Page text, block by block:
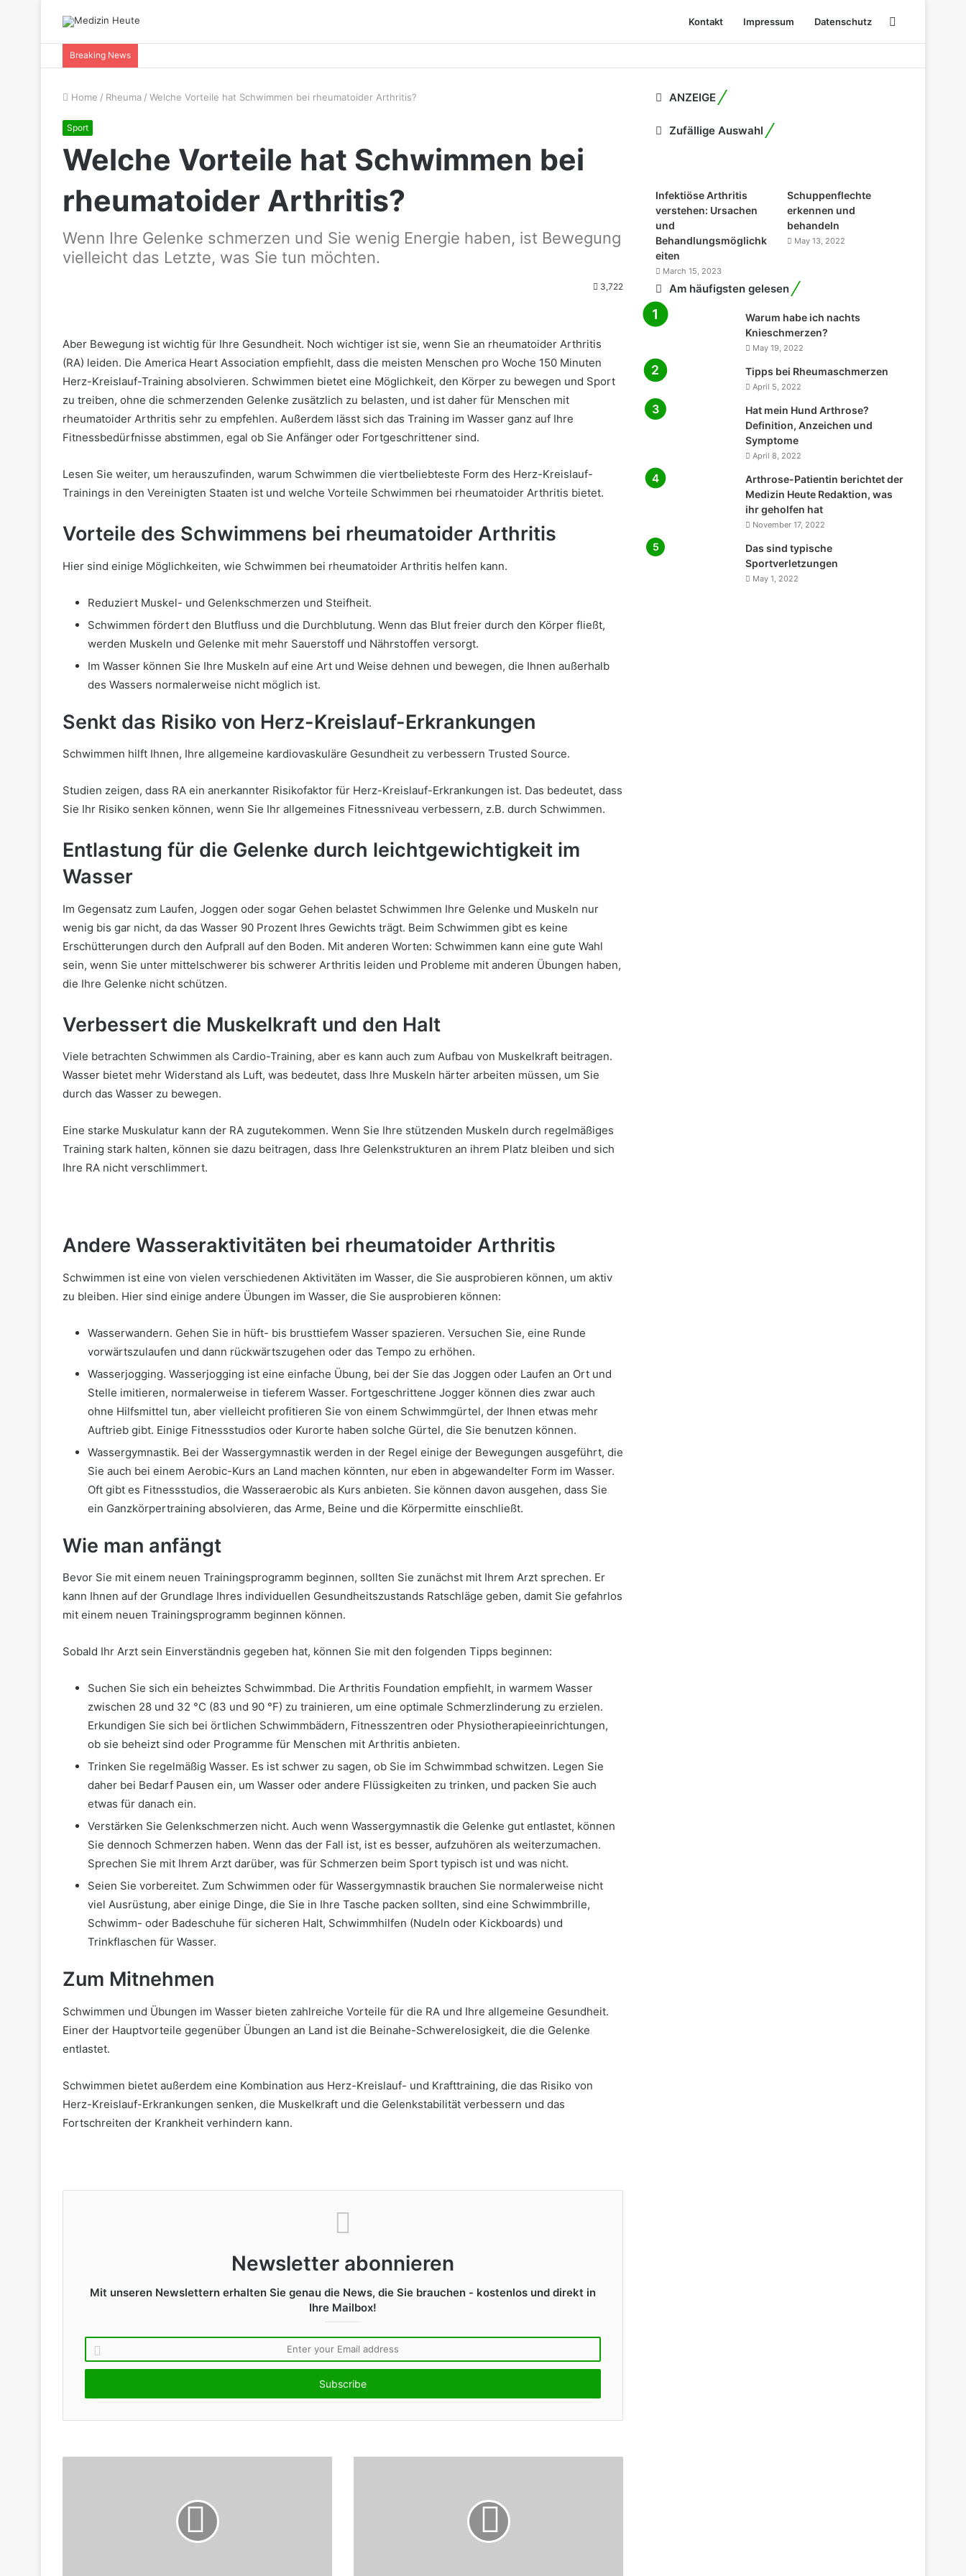
Kontakt Impressum Datenschutz
for
Breaking News
Home / Rheuma / Welche Vorteile hat Schwimmen bei rheumatoider Arthritis?
Sport
Welche Vorteile hat Schwimmen bei
rheumatoider Arthritis?
Wenn Ihre Gelenke schmerzen und Sie wenig Energie haben, ist Bewegung
vielleicht das Letzte, was Sie tun möchten.
3,722
Aber Bewegung ist wichtig für Ihre Gesundheit. Noch wichtiger ist sie, wenn Sie an rheumatoider Arthritis
(RA) leiden. Die America Heart Association empfiehlt, dass die meisten Menschen pro Woche 150 Minuten
Herz-Kreislauf-Training absolvieren. Schwimmen bietet eine Möglichkeit, den Körper zu bewegen und Sport
zu treiben, ohne die schmerzenden Gelenke zusätzlich zu belasten, und ist daher für Menschen mit
rheumatoider Arthritis sehr zu empfehlen. Außerdem lässt sich das Training im Wasser ganz auf Ihre
Fitnessbedürfnisse abstimmen, egal ob Sie Anfänger oder Fortgeschrittener sind.
Lesen Sie weiter, um herauszufinden, warum Schwimmen die viertbeliebteste Form des Herz-Kreislauf-
Trainings in den Vereinigten Staaten ist und welche Vorteile Schwimmen bei rheumatoider Arthritis bietet.
Vorteile des Schwimmens bei rheumatoider Arthritis
Hier sind einige Möglichkeiten, wie Schwimmen bei rheumatoider Arthritis helfen kann.
Reduziert Muskel- und Gelenkschmerzen und Steifheit.
Schwimmen fördert den Blutfluss und die Durchblutung. Wenn das Blut freier durch den Körper fließt,
werden Muskeln und Gelenke mit mehr Sauerstoff und Nährstoffen versorgt.
Im Wasser können Sie Ihre Muskeln auf eine Art und Weise dehnen und bewegen, die Ihnen außerhalb
des Wassers normalerweise nicht möglich ist.
Senkt das Risiko von Herz-Kreislauf-Erkrankungen
Schwimmen hilft Ihnen, Ihre allgemeine kardiovaskuläre Gesundheit zu verbessern Trusted Source.
Studien zeigen, dass RA ein anerkannter Risikofaktor für Herz-Kreislauf-Erkrankungen ist. Das bedeutet, dass
Sie Ihr Risiko senken können, wenn Sie Ihr allgemeines Fitnessniveau verbessern, z.B. durch Schwimmen.
Entlastung für die Gelenke durch leichtgewichtigkeit im
Wasser
Im Gegensatz zum Laufen, Joggen oder sogar Gehen belastet Schwimmen Ihre Gelenke und Muskeln nur
wenig bis gar nicht, da das Wasser 90 Prozent Ihres Gewichts trägt. Beim Schwimmen gibt es keine
Erschütterungen durch den Aufprall auf den Boden. Mit anderen Worten: Schwimmen kann eine gute Wahl
sein, wenn Sie unter mittelschwerer bis schwerer Arthritis leiden und Probleme mit anderen Übungen haben,
die Ihre Gelenke nicht schützen.
Verbessert die Muskelkraft und den Halt
Viele betrachten Schwimmen als Cardio-Training, aber es kann auch zum Aufbau von Muskelkraft beitragen.
Wasser bietet mehr Widerstand als Luft, was bedeutet, dass Ihre Muskeln härter arbeiten müssen, um Sie
durch das Wasser zu bewegen.
Eine starke Muskulatur kann der RA zugutekommen. Wenn Sie Ihre stützenden Muskeln durch regelmäßiges
Training stark halten, können sie dazu beitragen, dass Ihre Gelenkstrukturen an ihrem Platz bleiben und sich
Ihre RA nicht verschlimmert.
Andere Wasseraktivitäten bei rheumatoider Arthritis
Schwimmen ist eine von vielen verschiedenen Aktivitäten im Wasser, die Sie ausprobieren können, um aktiv
zu bleiben. Hier sind einige andere Übungen im Wasser, die Sie ausprobieren können:
Wasserwandern. Gehen Sie in hüft- bis brusttiefem Wasser spazieren. Versuchen Sie, eine Runde
vorwärtszulaufen und dann rückwärtszugehen oder das Tempo zu erhöhen.
Wasserjogging. Wasserjogging ist eine einfache Übung, bei der Sie das Joggen oder Laufen an Ort und
Stelle imitieren, normalerweise in tieferem Wasser. Fortgeschrittene Jogger können dies zwar auch
ohne Hilfsmittel tun, aber vielleicht profitieren Sie von einem Schwimmgürtel, der Ihnen etwas mehr
Auftrieb gibt. Einige Fitnessstudios oder Kurorte haben solche Gürtel, die Sie benutzen können.
Wassergymnastik. Bei der Wassergymnastik werden in der Regel einige der Bewegungen ausgeführt, die
Sie auch bei einem Aerobic-Kurs an Land machen könnten, nur eben in abgewandelter Form im Wasser.
Oft gibt es Fitnessstudios, die Wasseraerobic als Kurs anbieten. Sie können davon ausgehen, dass Sie
ein Ganzkörpertraining absolvieren, das Arme, Beine und die Körpermitte einschließt.
Wie man anfängt
Bevor Sie mit einem neuen Trainingsprogramm beginnen, sollten Sie zunächst mit Ihrem Arzt sprechen. Er
kann Ihnen auf der Grundlage Ihres individuellen Gesundheitszustands Ratschläge geben, damit Sie gefahrlos
mit einem neuen Trainingsprogramm beginnen können.
Sobald Ihr Arzt sein Einverständnis gegeben hat, können Sie mit den folgenden Tipps beginnen:
Suchen Sie sich ein beheiztes Schwimmbad. Die Arthritis Foundation empfiehlt, in warmem Wasser
zwischen 28 und 32 °C (83 und 90 °F) zu trainieren, um eine optimale Schmerzlinderung zu erzielen.
Erkundigen Sie sich bei örtlichen Schwimmbädern, Fitnesszentren oder Physiotherapieeinrichtungen,
ob sie beheizt sind oder Programme für Menschen mit Arthritis anbieten.
Trinken Sie regelmäßig Wasser. Es ist schwer zu sagen, ob Sie im Schwimmbad schwitzen. Legen Sie
daher bei Bedarf Pausen ein, um Wasser oder andere Flüssigkeiten zu trinken, und packen Sie auch
etwas für danach ein.
Verstärken Sie Gelenkschmerzen nicht. Auch wenn Wassergymnastik die Gelenke gut entlastet, können
Sie dennoch Schmerzen haben. Wenn das der Fall ist, ist es besser, aufzuhören als weiterzumachen.
Sprechen Sie mit Ihrem Arzt darüber, was für Schmerzen beim Sport typisch ist und was nicht.
Seien Sie vorbereitet. Zum Schwimmen oder für Wassergymnastik brauchen Sie normalerweise nicht
viel Ausrüstung, aber einige Dinge, die Sie in Ihre Tasche packen sollten, sind eine Schwimmbrille,
Schwimm- oder Badeschuhe für sicheren Halt, Schwimmhilfen (Nudeln oder Kickboards) und
Trinkflaschen für Wasser.
Zum Mitnehmen
Schwimmen und Übungen im Wasser bieten zahlreiche Vorteile für die RA und Ihre allgemeine Gesundheit.
Einer der Hauptvorteile gegenüber Übungen an Land ist die Beinahe-Schwerelosigkeit, die die Gelenke
entlastet.
Schwimmen bietet außerdem eine Kombination aus Herz-Kreislauf- und Krafttraining, die das Risiko von
Herz-Kreislauf-Erkrankungen senken, die Muskelkraft und die Gelenkstabilität verbessern und das
Fortschreiten der Krankheit verhindern kann.
Newsletter abonnieren
Mit unseren Newslettern erhalten Sie genau die News, die Sie brauchen - kostenlos und direkt in
Ihre Mailbox!
n
e
y
ANZEIGE
Zufällige Auswahl
Infektiöse Arthritis
verstehen: Ursachen
und
Behandlungsmöglichk
eiten
March 15, 2023
Schuppenflechte
erkennen und
behandeln
May 13, 2022
Am häufigsten gelesen
Warum habe ich nachts
Knieschmerzen?
May 19, 2022
Tipps bei Rheumaschmerzen
April 5, 2022
Hat mein Hund Arthrose?
Definition, Anzeichen und
Symptome
April 8, 2022
Arthrose-Patientin berichtet der
Medizin Heute Redaktion, was
ihr geholfen hat
November 17, 2022
Das sind typische
Sportverletzungen
May 1, 2022